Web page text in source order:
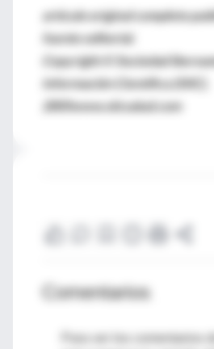
artículo original completo
fuente editorial.
Copyright © Sociedad
Información Científica (SIIC),
2005www.siicsalud.com
Comentarios
Para ver los comentarios